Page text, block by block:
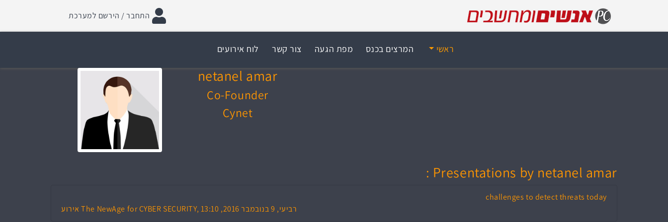
התחבר / הירשם למערכת
ראשי המרצים בכנס מפת הגעה צור קשר לוח אירועים
netanel amar
Co-Founder
Cynet
Presentations by netanel amar :
challenges to detect threats today
אירוע The NewAge for CYBER SECURITY, רביעי, 9 בנובמבר 2016, 13:10